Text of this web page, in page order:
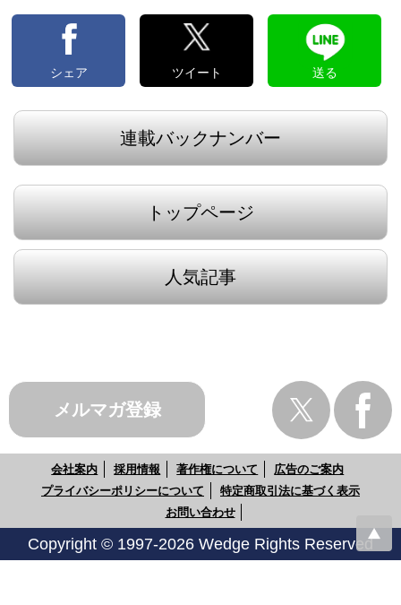
シェア ツイート 送る
連載バックナンバー
トップページ
人気記事
メルマガ登録
会社案内 採用情報 著作権について
広告のご案内
プライバシーポリシーについて
特定商取引法に基づく表示
お問い合わせ
Copyright © 1997-2026 Wedge Rights Reserved